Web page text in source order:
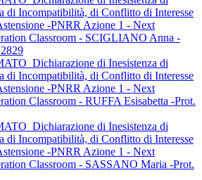
di Incompatibilità, di Conflitto di Interesse
-PNRR Azione 1 - Next
Classroom - SCIGLIANO Anna -
di Inesistenza di
di Incompatibilità, di Conflitto di Interesse
-PNRR Azione 1 - Next
Classroom - RUFFA Esisabetta -Prot.
di Inesistenza di
di Incompatibilità, di Conflitto di Interesse
-PNRR Azione 1 - Next
Classroom - SASSANO Maria -Prot.